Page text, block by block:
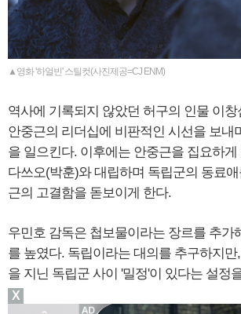
▲영화 '하얼빈' 스틸컷(사진제공=CJ ENM)
역사에 기록되지 않았던 허구의 인물 이
안중근의 리더십에 비판적인 시선을 보내
을 일으킨다. 이후에는 안중근을 집요하게
다쓰오(박훈)와 대립하며 독립군의 동료
근의 고결함을 돋보이게 한다.
우민호 감독은 첩보물이라는 장르를 추가
를 높였다. 독립이라는 대의를 추구하지
을 지닌 독립군 사이 '밀정'이 있다는 설정
X